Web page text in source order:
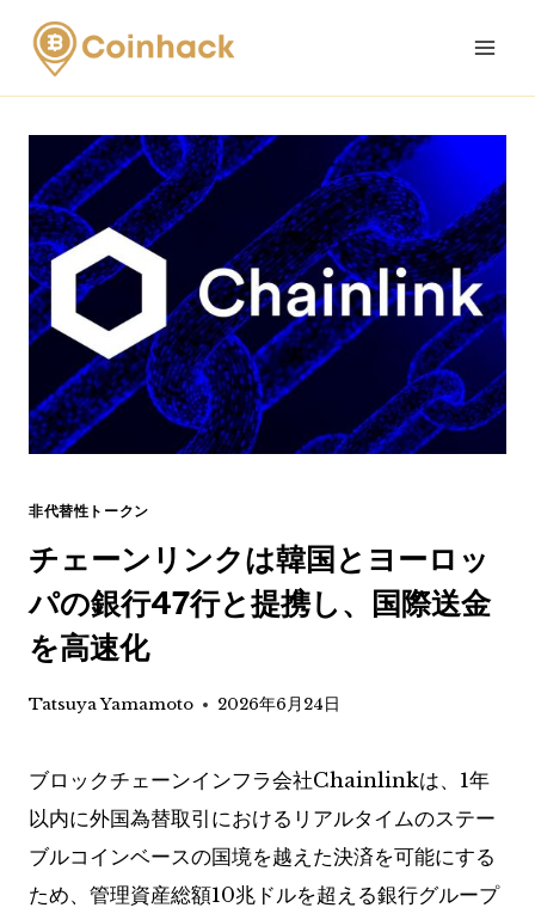
Skip
content
非代替性トークン
チェーンリンクは韓国とヨーロッ
パの銀行47行と提携し、国際送金
を高速化
Tatsuya Yamamoto 2026年6月24日
ブロックチェーンインフラ会社Chainlinkは、1年
以内に外国為替取引におけるリアルタイムのステー
ブルコインベースの国境を越えた決済を可能にする
ため、管理資産総額10兆ドルを超える銀行グループ